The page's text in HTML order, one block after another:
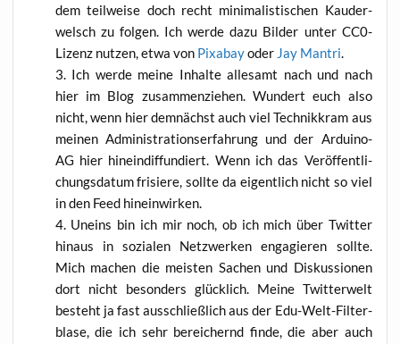
dem teil­wei­se doch recht mini­ma­lis­ti­schen Kau­der­
welsch zu fol­gen. Ich wer­de dazu Bil­der unter CC0-
Lizenz nut­zen, etwa von Pix­a­bayoder Jay Man­tri.
Ich wer­de mei­ne Inhal­te alle­samt nach und nach
hier im Blog zusam­men­zie­hen. Wun­dert euch also
nicht, wenn hier dem­nächst auch viel Tech­nik­kram aus
mei­nen Admi­nis­tra­ti­ons­er­fah­rung und der Ardui­no-
AG hier hin­ein­dif­fun­diert. Wenn ich das Ver­öf­fent­li­
chungs­da­tum fri­sie­re, soll­te da eigent­lich nicht so viel
in den Feed hineinwirken.
Uneins bin ich mir noch, ob ich mich über Twit­ter
hin­aus in sozia­len Netz­wer­ken enga­gie­ren soll­te.
Mich machen die meis­ten Sachen und Dis­kus­sio­nen
dort nicht beson­ders glück­lich. Mei­ne Twit­ter­welt
besteht ja fast aus­schließ­lich aus der Edu-Welt-Fil­ter­
bla­se, die ich sehr berei­chernd fin­de, die aber auch